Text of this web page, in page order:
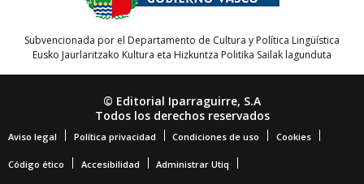
Subvencionada por el Departamento de Cultura y Política Lingüística
Eusko Jaurlaritzako Kultura eta Hizkuntza Politika Sailak lagunduta
© Editorial Iparraguirre, S.A
Todos los derechos reservados
Aviso legal Política privacidad Condiciones de uso Cookies
Código ético Accesibilidad Administrar Utiq